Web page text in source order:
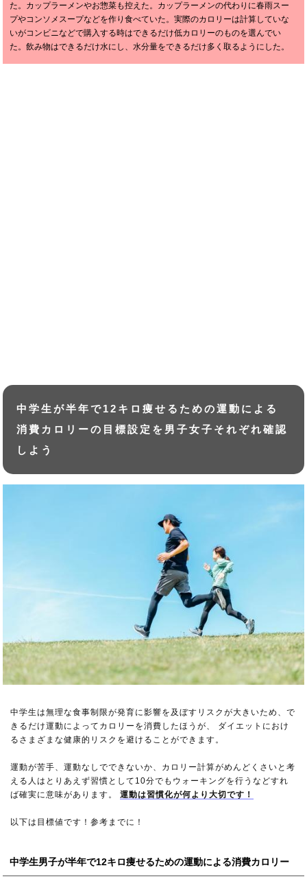
た。カップラーメンやお惣菜も控えた。カップラーメンの代わりに春雨スー
プやコンソメスープなどを作り食べていた。実際のカロリーは計算していな
いがコンビニなどで購入する時はできるだけ低カロリーのものを選んでい
た。飲み物はできるだけ水にし、水分量をできるだけ多く取るようにした。
中学生が半年で12キロ痩せるための運動による
消費カロリーの目標設定を男子女子それぞれ確認
しよう
中学生は無理な食事制限が発育に影響を及ぼすリスクが大きいため、で
きるだけ運動によってカロリーを消費したほうが、 ダイエットにおけ
るさまざまな健康的リスクを避けることができます。
運動が苦手、運動なしでできないか、カロリー計算がめんどくさいと考
える人はとりあえず習慣として10分でもウォーキングを行うなどすれ
ば確実に意味があります。運動は習慣化が何より大切です！
以下は目標値です！参考までに！
中学生男子が半年で12キロ痩せるための運動による消費カロリー